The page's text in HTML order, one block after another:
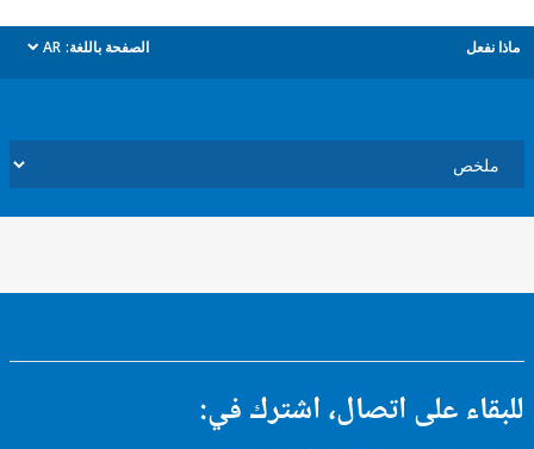
الصفحة باللغة: AR
dropdown
على اتصال، اشترك في: